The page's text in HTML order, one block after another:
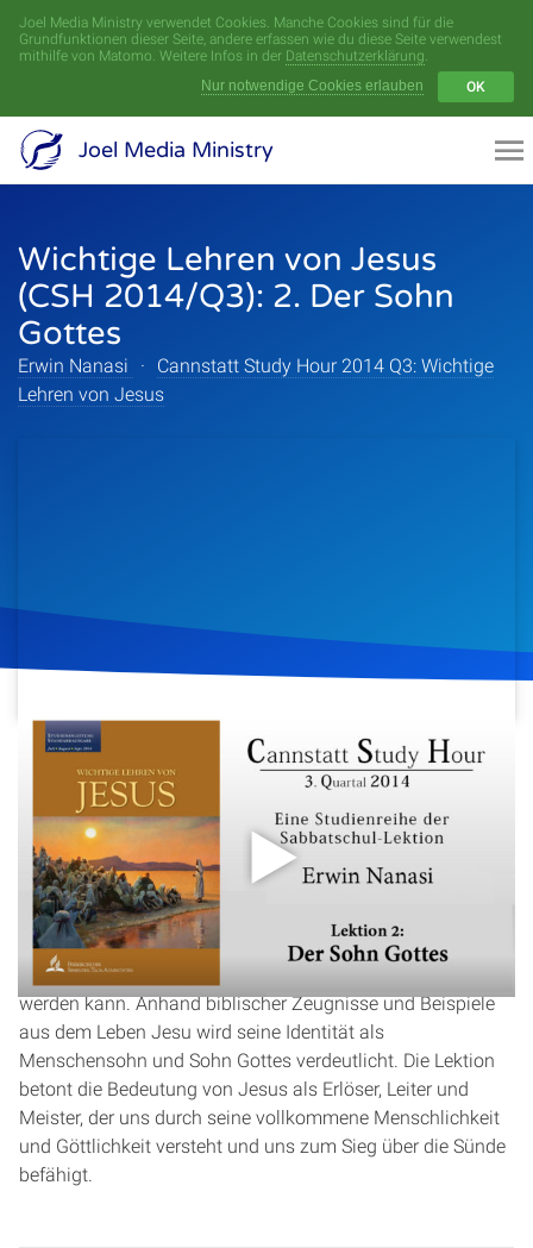
Joel Media Ministry verwendet Cookies. Manche Cookies sind für die
Grundfunktionen dieser Seite, andere erfassen wie du diese Seite verwendest
mithilfe von Matomo. Weitere Infos in der Datenschutzerklärung.
Nur notwendige Cookies erlauben
OK
Joel Media Ministry
Wichtige Lehren von Jesus
(CSH 2014/Q3): 2. Der Sohn
Gottes
Erwin Nanasi ·
Cannstatt Study Hour 2014 Q3: Wichtige
Lehren von Jesus
7. Juli 2014 Klicks Download
In dieser Lektion der Cannstatt Study Hour, gehalten von
Erwin Nanasi, wird die zentrale Rolle Jesu als Sohn Gottes
beleuchtet. Es wird untersucht, wer Jesus für die Menschen
ist und wie eine persönliche Beziehung zu ihm aufgebaut
werden kann. Anhand biblischer Zeugnisse und Beispiele
aus dem Leben Jesu wird seine Identität als
Menschensohn und Sohn Gottes verdeutlicht. Die Lektion
betont die Bedeutung von Jesus als Erlöser, Leiter und
Meister, der uns durch seine vollkommene Menschlichkeit
und Göttlichkeit versteht und uns zum Sieg über die Sünde
befähigt.
Menü
Videoarchiv
Serien
Sprecher
Themen
Über Uns
Kontakt